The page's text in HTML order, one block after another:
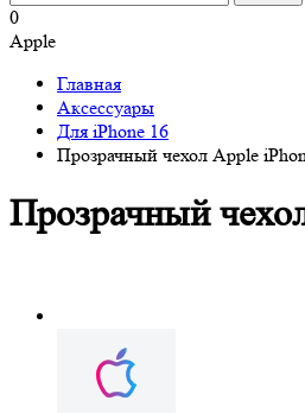
0
Apple
Главная
Аксессуары
Для iPhone 16
Прозрачный чехол Apple
Прозрачный